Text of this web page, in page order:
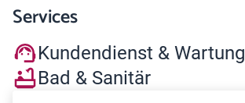
Services
Kundendienst & Wartung
Bad & Sanitär